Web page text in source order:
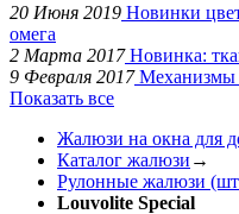
20 Июня 2019 Новинки
омега
2 Марта 2017Новинка:
9 Февраля 2017Механизмы
Показать все
Жалюзи на окна для
Каталог жалюзи →
Рулонные жалюзи
Louvolite Special